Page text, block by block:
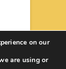
on our
are using or